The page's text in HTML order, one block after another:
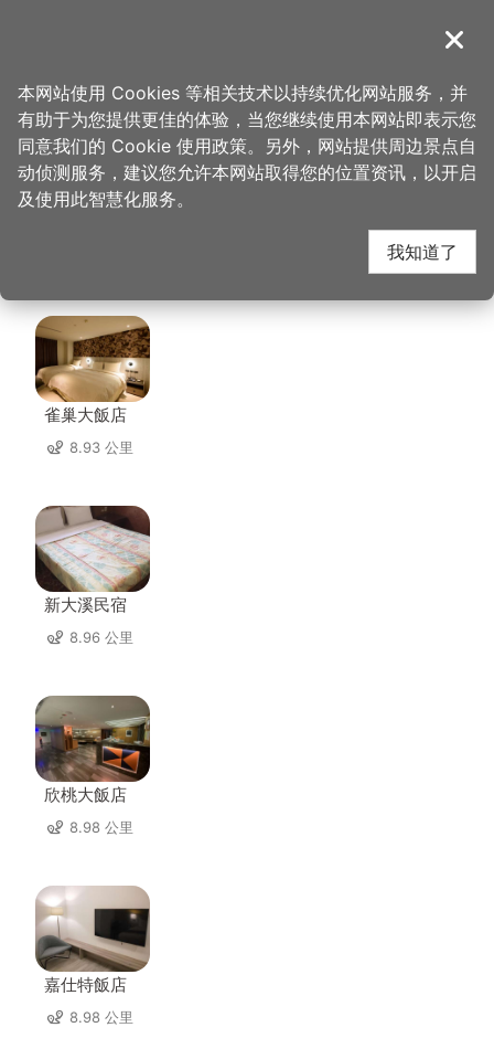
導覽
首页 > 想去的地方 > 美食、购物 > 云峰云南风味馆
云峰云南风味馆 周边住
宿
雀巢大飯店
8.93 公里
新大溪民宿
8.96 公里
欣桃大飯店
8.98 公里
嘉仕特飯店
8.98 公里
关闭
本网站使用 Cookies 等相关技术以持续优化网站服务，并
有助于为您提供更佳的体验，当您继续使用本网站即表示您
同意我们的 Cookie 使用政策。另外，网站提供周边景点自
动侦测服务，建议您允许本网站取得您的位置资讯，以开启
及使用此智慧化服务。
我知道了